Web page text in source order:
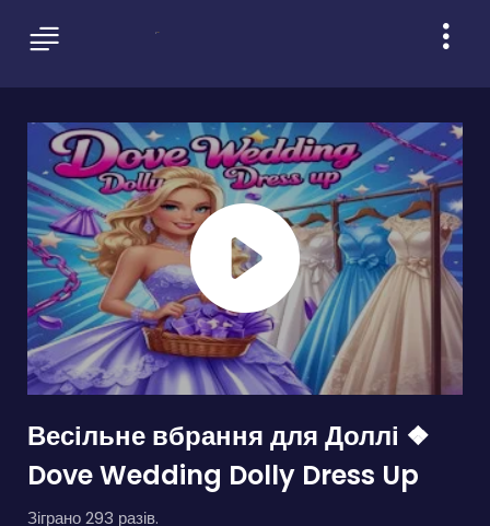
Весільне вбрання для Доллі ❖
Dove Wedding Dolly Dress Up
Зіграно 293 разів.